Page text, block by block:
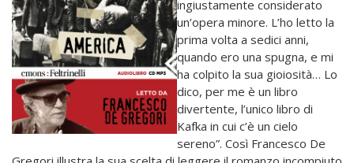
ingiustamente considerato
un’opera minore. L’ho letto la
prima volta a sedici anni,
quando ero una spugna, e mi
ha colpito la sua gioiosità… Lo
dico, per me è un libro
divertente, l’unico libro di
Kafka in cui c’è un cielo
sereno”. Così Francesco De